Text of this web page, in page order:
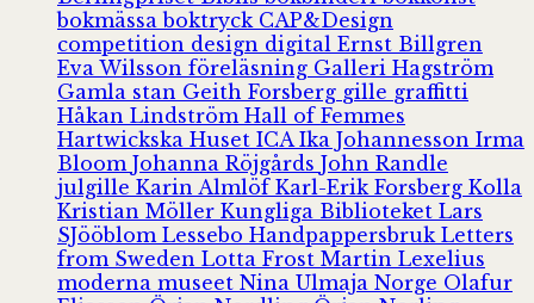
bokmässaboktryck CAP&Design
competition design digital Ernst Billgren
Eva Wilsson föreläsning Galleri Hagström
Gamla stan Geith Forsberg gille graffitti
Håkan Lindström Hall of Femmes
Hartwickska Huset ICA Ika Johannesson Irma
Bloom Johanna Röjgårds John Randle
julgille Karin Almlöf Karl-Erik Forsberg Kolla
Kristian Möller Kungliga Biblioteket Lars
SJööblom Lessebo Handpappersbruk Letters
from Sweden Lotta Frost Martin Lexelius
moderna museet Nina Ulmaja Norge Olafur